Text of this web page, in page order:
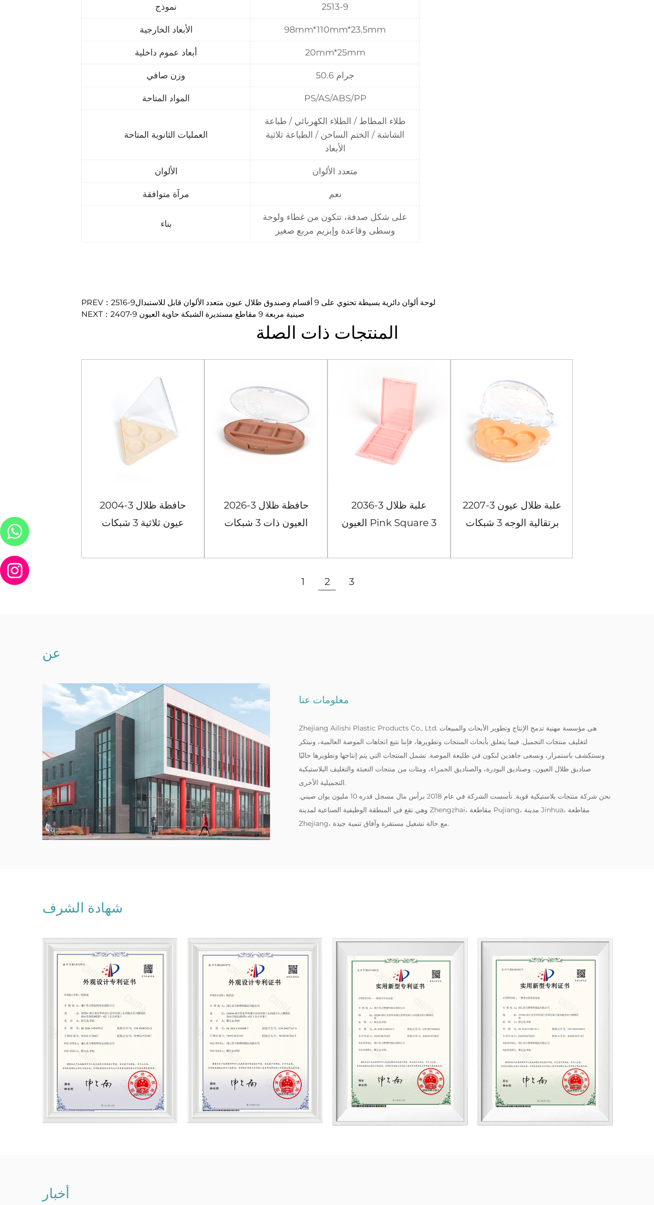
نموذج 2513-9
الأبعاد الخارجية 98mm*110mm*23.5mm
أبعاد عموم داخلية 20mm*25mm
وزن صافي 50.6 جرام
المواد المتاحة PS/AS/ABS/PP
العمليات الثانوية المتاحة
طلاء المطاط / الطلاء الكهربائي / طباعة
الشاشة / الختم الساخن / الطباعة ثلاثية
الأبعاد
الألوان متعدد الألوان
مرآة متوافقة نعم
بناء
على شكل صدفة، تتكون من غطاء ولوحة
وسطى وقاعدة وإبزيم مربع صغير
PREV：2516-9لوحة ألوان دائرية بسيطة تحتوي على 9 أقسام وصندوق ظلال عيون متعدد الألوان قابل للاستبدال
NEXT：2407-9 صينية مربعة 9 مقاطع مستديرة الشبكة حاوية العيون
المنتجات ذات الصلة
شبكات
عرض المزيد
2004-3 حافظة ظلال
عيون ثلاثية 3 شبكات
2026-3 حافظة ظلال
العيون ذات 3 شبكات
2036-3 علبة ظلال
العيون Pink Square 3
2207-3 علبة ظلال عيون
برتقالية الوجه 3 شبكات
1 2 3
عن
معلومات عنا
Zhejiang Ailishi Plastic Products Co., Ltd. هي مؤسسة مهنية تدمج الإنتاج وتطوير الأبحاث والمبيعات
لتغليف منتجات التجميل. فيما يتعلق بأبحاث المنتجات وتطويرها، فإننا نتبع اتجاهات الموضة العالمية، ونبتكر
ونستكشف باستمرار، ونسعى جاهدين لنكون في طليعة الموضة. تشمل المنتجات التي يتم إنتاجها وتطويرها حاليًا
صناديق ظلال العيون، وصناديق البودرة، والصناديق الحمراء، ومئات من منتجات التعبئة والتغليف البلاستيكية
التجميلية الأخرى.
‌نحن شركة منتجات بلاستيكية قوية. تأسست الشركة في عام 2018 برأس مال مسجل قدره 10 مليون يوان صيني.
وهي تقع في المنطقة الوظيفية الصناعية لمدينة Zhengzhai، مقاطعة Pujiang، مدينة Jinhua، مقاطعة
Zhejiang، مع حالة تشغيل مستقرة وآفاق تنمية جيدة.
شهادة الشرف
أخبار